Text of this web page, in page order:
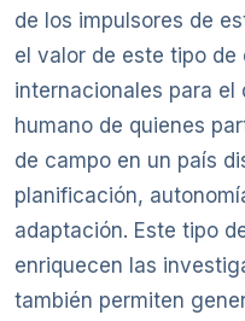
de los impulsores de
el valor de este tipo de
internacionales para
humano de quienes
de campo en un país
planificación,
adaptación. Este tipo
enriquecen las
también permiten